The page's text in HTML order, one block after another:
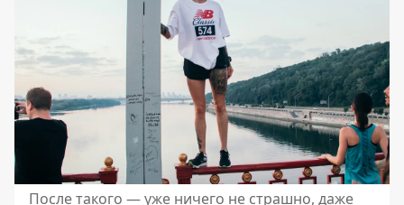
После такого — уже ничего не страшно, даже